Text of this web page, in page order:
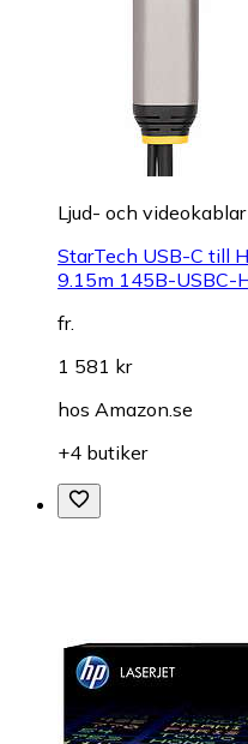
Ljud- och videokablar
StarTech USB-C till
9.15m 145B-USBC-
fr.
1 581 kr
hos Amazon.se
+4 butiker